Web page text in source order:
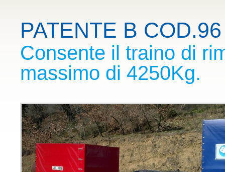
PATENTE B COD.96
Consente il traino di
massimo di 4250Kg.